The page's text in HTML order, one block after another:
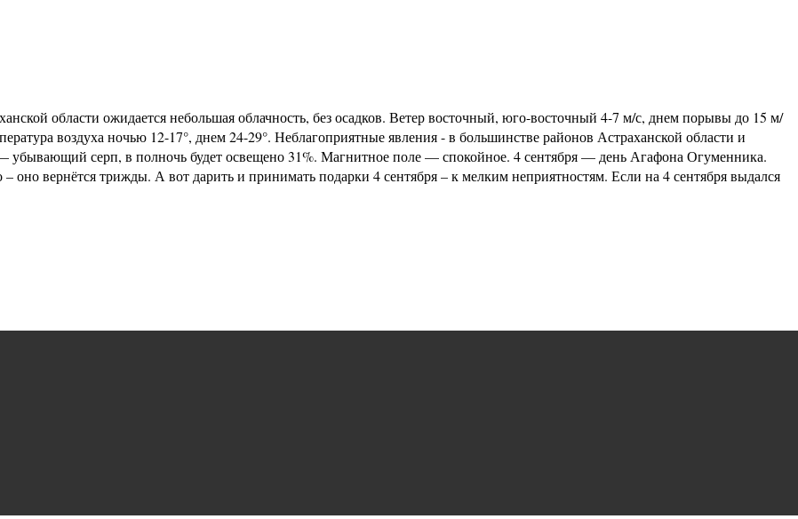
области ожидается небольшая облачность, без осадков. Ветер восточный, юго-восточный 4-7 м/с, днем порывы до 15 м/
воздуха ночью 12-17°, днем 24-29°. Неблагоприятные явления - в большинстве районов Астраханской области и
убывающий серп, в полночь будет освещено 31%. Магнитное поле — спокойное. 4 сентября — день Агафона Огуменника.
оно вернётся трижды. А вот дарить и принимать подарки 4 сентября – к мелким неприятностям. Если на 4 сентября выдался